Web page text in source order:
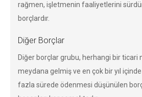
rağmen, işletmenin faaliyetlerini
borçlardır.
Diğer Borçlar
Diğer borçlar grubu, herhangi bir ticari
meydana gelmiş ve en çok bir yıl
fazla sürede ödenmesi düşünülen